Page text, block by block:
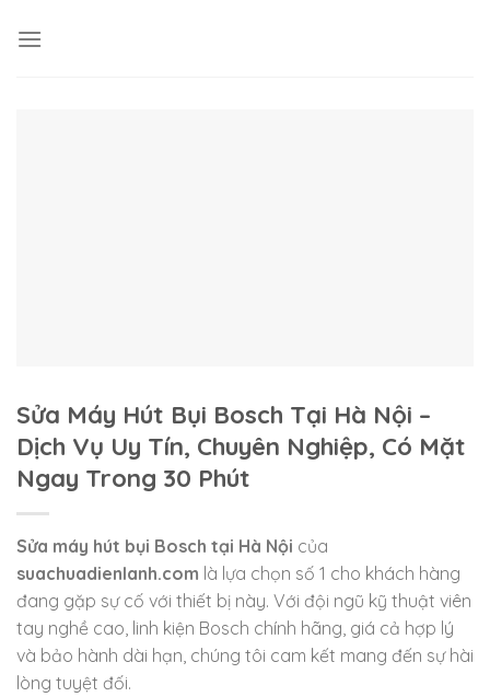
Sửa Máy Hút Bụi Bosch Tại Hà Nội –
Dịch Vụ Uy Tín, Chuyên Nghiệp, Có Mặt
Ngay Trong 30 Phút
Sửa máy hút bụi Bosch tại Hà Nội của
suachuadienlanh.com là lựa chọn số 1 cho khách hàng
đang gặp sự cố với thiết bị này. Với đội ngũ kỹ thuật viên
tay nghề cao, linh kiện Bosch chính hãng, giá cả hợp lý
và bảo hành dài hạn, chúng tôi cam kết mang đến sự hài
lòng tuyệt đối.